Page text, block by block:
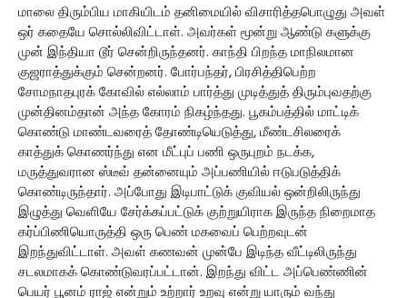
மாலை திரும்பிய மாகியிடம் தனிமையில் விசாரித்தபொழுது அவள்
ஒர் கதையே சொல்லிவிட்டாள். அவர்கள் மூன்று ஆண்டு களுக்கு
முன் இந்தியா டூர் சென்றிருந்தனர். காந்தி பிறந்த மாநிலமான
குஜராத்துக்கும் சென்றனர். போர்பந்தர், பிரசித்திபெற்ற
சோமநாதபுரக் கோவில் எல்லாம் பார்த்து முடித்துத் திரும்புவதற்கு
முன்தினம்தான் அந்த கோரம் நிகழ்ந்தது. பூகம்பத்தில் மாட்டிக்
கொண்டு மாண்டவரைத் தோண்டியெடுத்து, மீண்டசிலரைக்
காத்துக் கொணர்ந்து என மீட்புப் பணி ஒருபுறம் நடக்க,
மருத்துவரான ஸ்டீவ் தன்னையும் அப்பணியில் ஈடுபடுத்திக்
கொண்டிருந்தார். அப்போது இடிபாட்டுக் குவியல் ஒன்றிலிருந்து
இழுத்து வெளியே சேர்க்கப்பட்டுக் குற்றுயிராக இருந்த நிறைமாத
கர்ப்பிணியொருத்தி ஒரு பெண் மகவைப் பெற்றவுடன்
இறந்துவிட்டாள். அவள் கணவன் முன்பே இடிந்த வீட்டிலிருந்து
சடலமாகக் கொண்டுவரப்பட்டான். இறந்து விட்ட அப்பெண்ணின்
பெயர் பூனம் ராஜ் என்றும் உற்றார் உறவு என்று யாரும் வந்து